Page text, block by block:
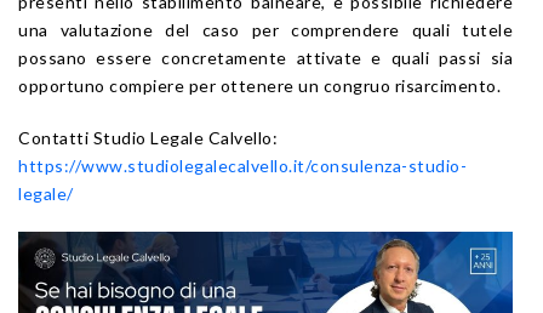
una valutazione del caso per comprendere quali tutele
possano essere concretamente attivate e quali passi sia
opportuno compiere per ottenere un congruo risarcimento.
Contatti Studio Legale Calvello:
https://www.studiolegalecalvello.it/consulenza-studio-
legale/